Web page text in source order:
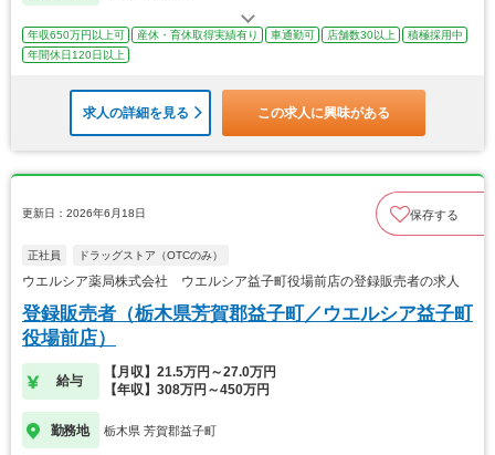
年収650万円以上可 産休・育休取得実績有り 車通勤可 店舗数30以上
積極採用中
年間休日120日以上
求人の詳細を見る この求人に興味がある
更新日：2026年6月18日 保存する
正社員 ドラッグストア（OTCのみ）
ウエルシア薬局株式会社 ウエルシア益子町役場前店の登録販売者の求人
登録販売者（栃木県芳賀郡益子町／ウエルシア益子町
役場前店）
給与
【月収】21.5万円～27.0万円
【年収】308万円～450万円
勤務地 栃木県 芳賀郡益子町